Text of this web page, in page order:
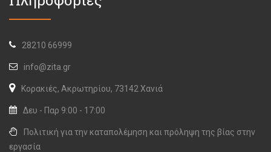
28210 66999
info@zita.gr
Κορακιές, Ακρωτηρίου, 73142 Χανιά
Δευ - Παρ 9:00 - 17:00
Πολιτική για την καταπολέμηση και πρόληψη της βίας στην
εργασία